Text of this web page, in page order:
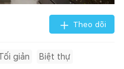
Theo dõi
giản
Biệt thự